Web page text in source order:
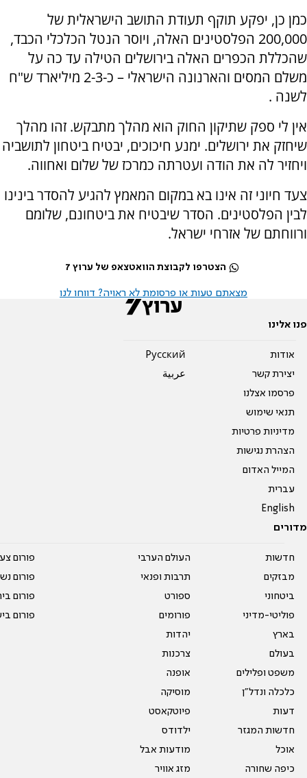
כמן כן, יפקע תוקף תעודת התושב הישראלית של
200,000 הפלסטינים האלה, ויוסר הנטל הכלכלי הכבד,
שהכללת הכפרים האלה בירושלים הטילה עד כה על
משלם המסים והארנונה הישראלי – כ-2-3 מיליארד ש"ח
לשנה .
אין לי ספק שתיקון החוק הוא מהלך מתבקש. זהו מהלך
שיחזק את ירושלים. ימנע חיכוכים, יבטיח ביטחון לתושביה
ויחזיר לה את הודה ועטרתה כמרכז של שלום ואחווה.
צעד חיוני זה אינו בא במקום המאמץ להגיע להסדר בינינו
לבין הפלסטינים. הסדר שיבטיח את ביטחונם, שלומם
ורווחתם של אזרחי ישראל.
הצטרפו לקבוצת הוואטצאפ של ערוץ 7
מצאתם טעות או פרסומת לא ראויה? דווחו לנו
פנו אלינו
אודות
יצירת קשר
פרסמו אצלנו
תנאי שימוש
מדיניות פרטיות
הצהרת נגישות
המייל האדום
עברית
English
Pусский
عربية
מדורים
חדשות
מבזקים
ביטחוני
פוליטי-מדיני
בארץ
בעולם
משפט ופלילים
כלכלה ונדל"ן
דעות
חדשות המגזר
אוכל
כיפה שחורה
העולם הערבי
תרבות ופנאי
ספורט
פורומים
יהדות
צרכנות
אופנה
מוסיקה
פיוטקאסט
ילדודס
מודעות אבל
מזג אוויר
פורום
פורום
פורום
פורום